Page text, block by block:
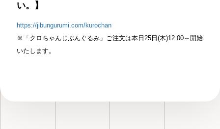
い。】
https://jibungurumi.com/kurochan
※「クロちゃんじぶんぐるみ」ご注文は本日25日(木)12:00～開始
いたします。